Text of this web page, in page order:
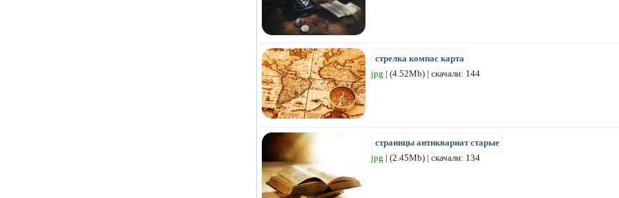
стрелка компас карта
jpg | (4.52Mb) | скачали: 144
страницы антиквариат старые
jpg | (2.45Mb) | скачали: 134